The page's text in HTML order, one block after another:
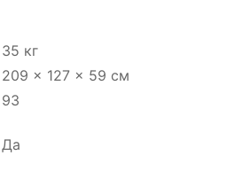
35 кг
209 × 127 × 59 см
93
Да